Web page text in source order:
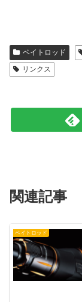
ベイトロッド
リンクス
関連記事
ベイトロッド